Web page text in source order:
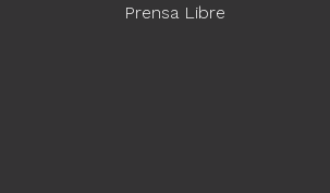
Prensa Libre